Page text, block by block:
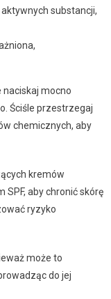
substancji,
naciskaj mocno
Ściśle przestrzegaj
chemicznych, aby
kremów
aby chronić skórę
ryzyko
może to
do jej